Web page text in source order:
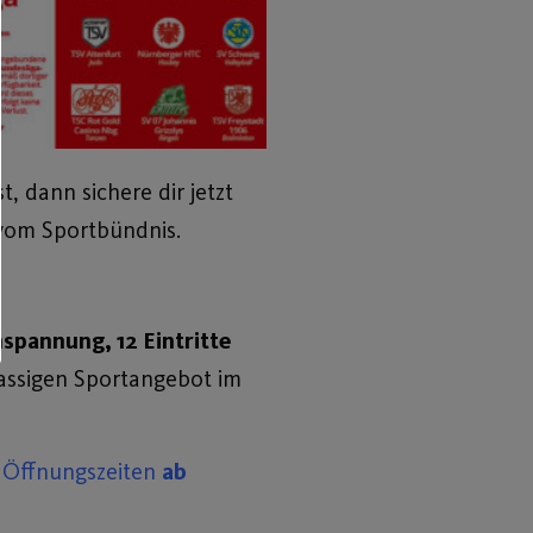
dann sichere dir jetzt
Sportbündnis.
12 Eintritte
Sportangebot im
ab